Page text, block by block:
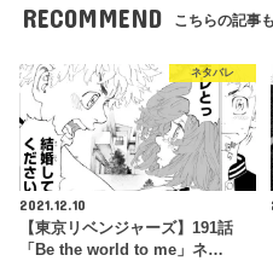
RECOMMEND こちらの記事
ネタバレ
2021.12.10
【東京リベンジャーズ】191話
「Be the world to me」ネ…